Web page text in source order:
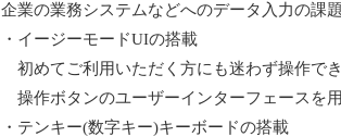
企業の業務システムなどへのデータ入力の課
・イージーモードUIの搭載
初めてご利用いただく方にも迷わず操作で
操作ボタンのユーザーインターフェースを用
・テンキー(数字キー)キーボードの搭載